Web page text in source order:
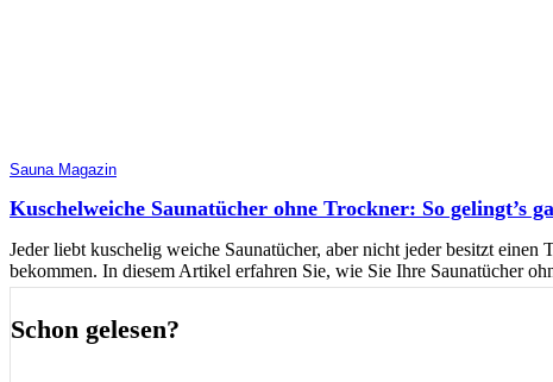
Sauna Magazin
Kuschelweiche Saunatücher ohne Trockner: So gelingt’s
Jeder liebt kuschelig weiche Saunatücher, aber nicht jeder besitzt
bekommen. In diesem Artikel erfahren Sie, wie Sie Ihre Saunatücher
Schon gelesen?